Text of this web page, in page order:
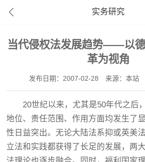
实务研究
当代侵权法发展趋势——以
革为视角
发布日期：2007-02-28 来源：本站
20世纪以来，尤其是50年代之后
地位、责任范围、作用方面均发生了
性日益突出。无论大陆法系抑或英美
立法和实践都获得了长足的发展，两